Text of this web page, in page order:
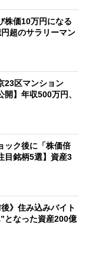
株価10万円になる
超のサラリーマン
23区マンション
開】年収500万円、
ック後に「株価倍
目銘柄5選】資産3
》住み込みバイト
となった資産200億